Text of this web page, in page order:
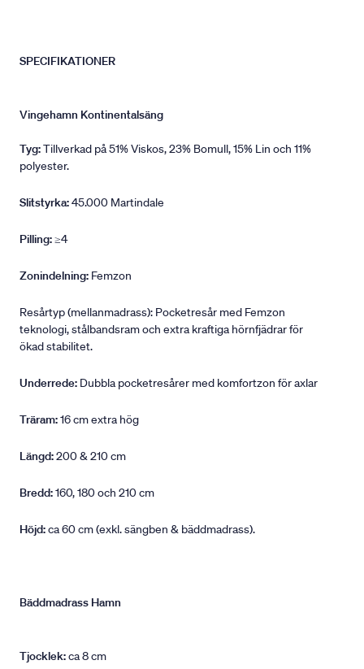
SPECIFIKATIONER
Vingehamn Kontinentalsäng
Tyg:Tillverkad på 51% Viskos, 23% Bomull, 15% Lin och 11%
polyester.
Slitstyrka:45.000 Martindale
Pilling:≥4
Zonindelning: Femzon
Resårtyp (mellanmadrass): Pocketresår med Femzon
teknologi, stålbandsram och extra kraftiga hörnfjädrar för
ökad stabilitet.
Underrede: Dubbla pocketresårer med komfortzon för axlar
Träram:16 cm extra hög
Längd:200 & 210 cm
Bredd:160, 180 och 210 cm
Höjd:ca 60 cm (exkl. sängben & bäddmadrass).
Bäddmadrass Hamn
Tjocklek:ca 8 cm